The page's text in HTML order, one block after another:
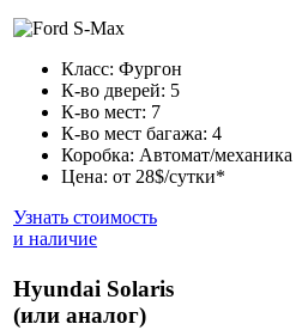
Класс: Фургон
К-во дверей: 5
К-во мест: 7
К-во мест багажа: 4
Коробка: Автомат/механика
Цена: от 28$/сутки*
Узнать стоимость
и наличие
Hyundai Solaris
(или аналог)